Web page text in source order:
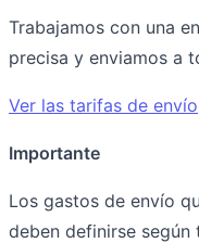
Trabajamos con una
precisa y enviamos a
Ver las tarifas de envío
Importante
Los gastos de envío
deben definirse según